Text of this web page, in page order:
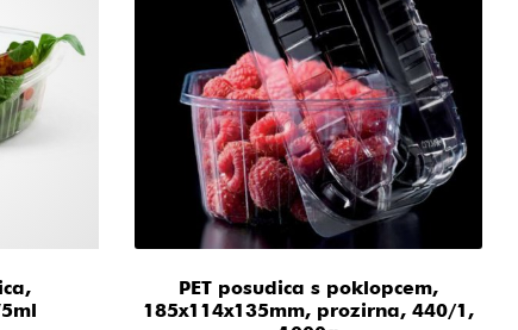
PET posudica s poklopcem,
185x114x135mm, prozirna, 440/1,